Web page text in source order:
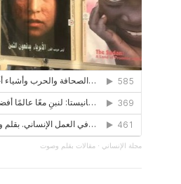
مجلة الإنساني · مقالات بقلم وصوت